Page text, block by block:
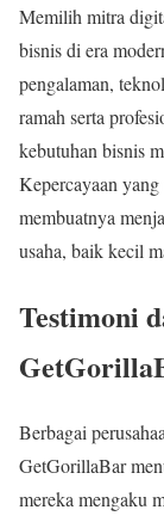
Memilih mitra
bisnis di era
pengalaman,
ramah serta
kebutuhan bisnis
Kepercayaan
membuatnya
usaha, baik kecil
Testimoni
Berbagai
GetGorillaBar
mereka mengaku